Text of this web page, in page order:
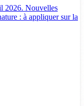
2026. Nouvelles
: à appliquer sur la